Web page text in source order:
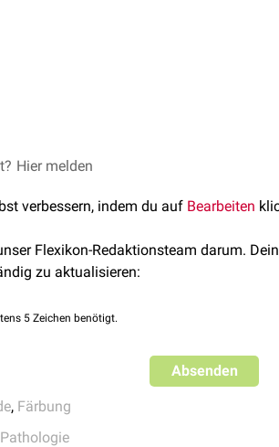
für in
Finke EH. Embedding in epoxy resins
Hier melden
verbessern, indem du auf Bearbeiten
Flexikon-Redaktionsteam darum.
zu aktualisieren:
5 Zeichen benötigt.
Absenden
, Färbung
Pathologie